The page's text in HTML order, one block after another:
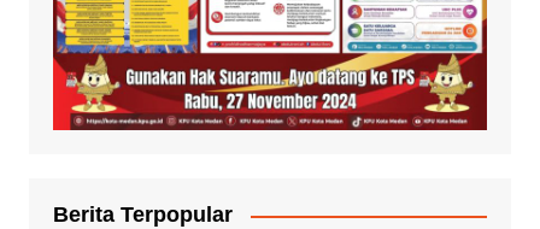
Berita Terpopular